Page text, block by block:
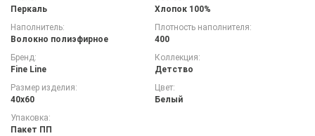
Перкаль
Хлопок 100%
Наполнитель:
Волокно полиэфирное
Плотность наполнителя:
400
Бренд:
Fine Line
Коллекция:
Детство
Размер изделия:
40х60
Цвет:
Белый
Упаковка:
Пакет ПП